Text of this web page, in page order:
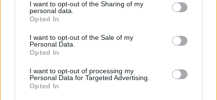
I want to opt-out of the Sharing of my
personal data.
Opted In
I want to opt-out of the Sale of my
Personal Data.
Opted In
I want to opt-out of processing my
Personal Data for Targeted Advertising.
Opted In
σταματήσει αυτό, πρέπει να θέσετε τις
δύσκολο να οργανωθείτε.